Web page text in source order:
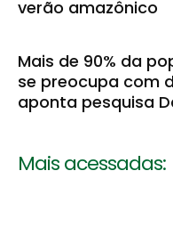
verão amazônico
Mais de 90% da
se preocupa com
aponta pesquisa
Mais acessadas: